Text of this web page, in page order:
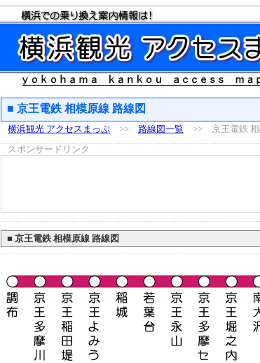
■ 京王電鉄 相模原線 路線図
横浜観光 アクセスまっぷ >> 路線図一覧 >> 京王電鉄 相
スポンサードリンク
■ 京王電鉄 相模原線 路線図